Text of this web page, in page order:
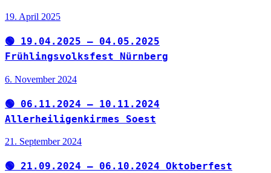
19. April 2025
🟢 19.04.2025 – 04.05.2025
Frühlingsvolksfest Nürnberg
6. November 2024
🟢 06.11.2024 – 10.11.2024
Allerheiligenkirmes Soest
21. September 2024
🟢 21.09.2024 – 06.10.2024 Oktoberfest